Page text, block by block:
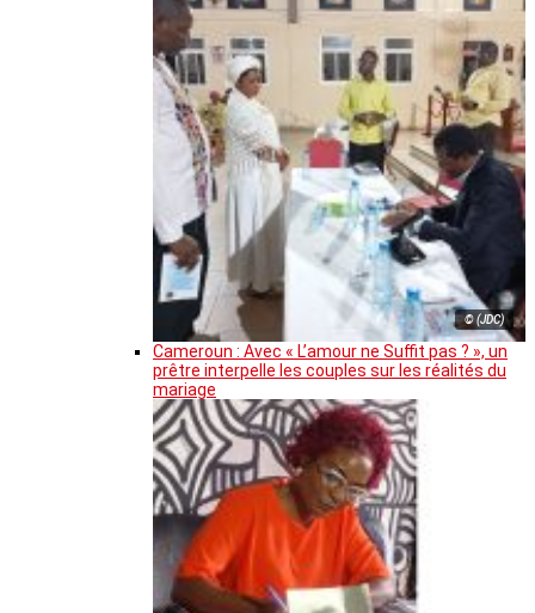
© (JDC)
Cameroun : Avec « L’amour ne Suffit pas ? », un
prêtre interpelle les couples sur les réalités du
mariage